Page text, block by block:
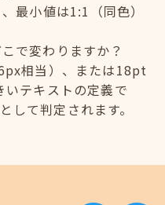
最小値は1:1（同色）
で変わりますか？
相当）、または18pt
テキストの定義で
して判定されます。